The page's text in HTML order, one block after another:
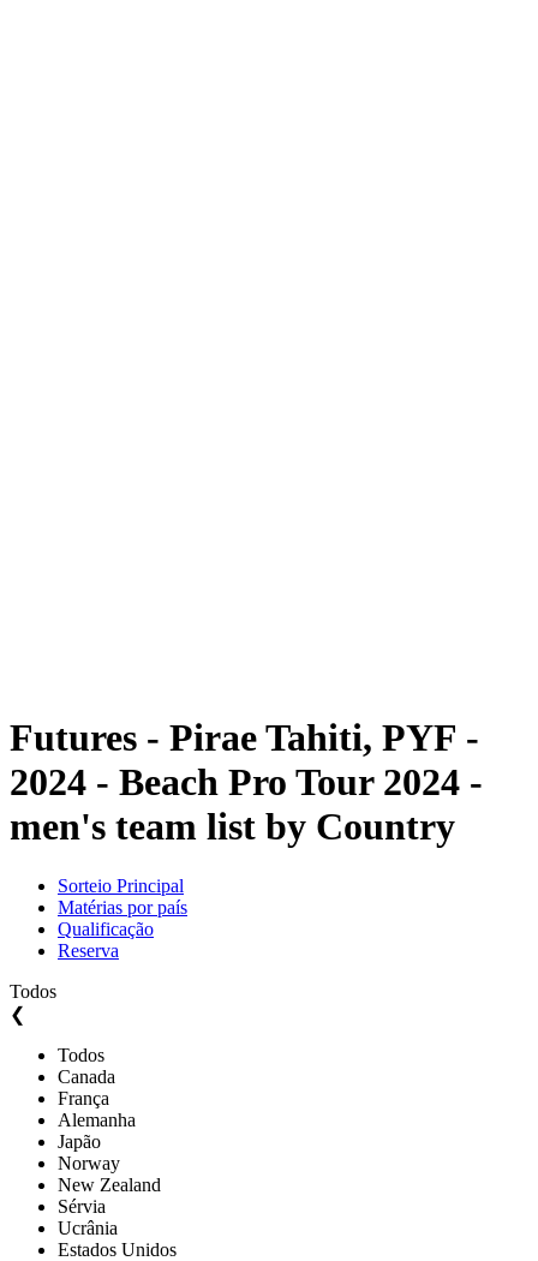
Futures - Pirae Tahiti, PYF -
2024 - Beach Pro Tour 2024 -
men's team list by Country
Sorteio Principal
Matérias por país
Qualificação
Reserva
Todos
❮
Todos
Canada
França
Alemanha
Japão
Norway
New Zealand
Sérvia
Ucrânia
Estados Unidos